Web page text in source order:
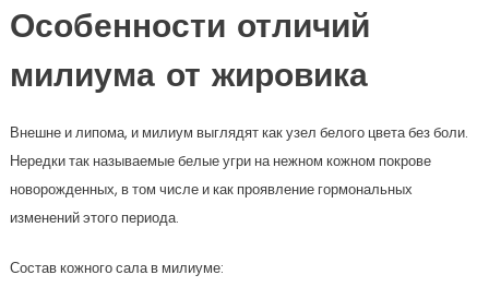
Особенности отличий
милиума от жировика
Внешне и липома, и милиум выглядят как узел белого цвета без боли.
Нередки так называемые белые угри на нежном кожном покрове
новорожденных, в том числе и как проявление гормональных
изменений этого периода.
Состав кожного сала в милиуме: